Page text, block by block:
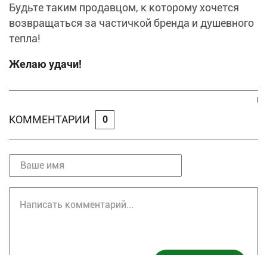
Будьте таким продавцом, к которому хочется
возвращаться за частичкой бренда и душевного
тепла!
Желаю удачи!
КОММЕНТАРИИ 0